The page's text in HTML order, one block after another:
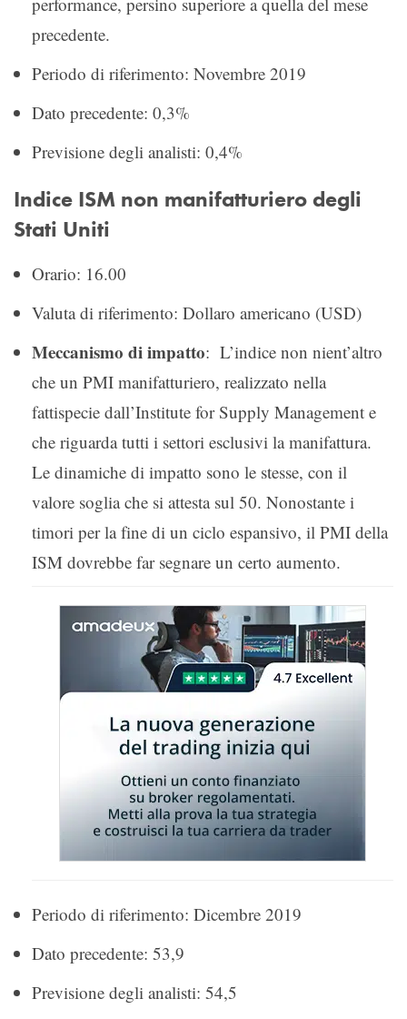
precedente.
Periodo di riferimento: Novembre 2019
Dato precedente: 0,3%
Previsione degli analisti: 0,4%
Indice ISM non manifatturiero degli
Stati Uniti
Orario: 16.00
Valuta di riferimento: Dollaro americano (USD)
Meccanismo di impatto: L’indice non nient’altro
che un PMI manifatturiero, realizzato nella
fattispecie dall’Institute for Supply Management e
che riguarda tutti i settori esclusivi la manifattura.
Le dinamiche di impatto sono le stesse, con il
valore soglia che si attesta sul 50. Nonostante i
timori per la fine di un ciclo espansivo, il PMI della
ISM dovrebbe far segnare un certo aumento.
Periodo di riferimento: Dicembre 2019
Dato precedente: 53,9
Previsione degli analisti: 54,5